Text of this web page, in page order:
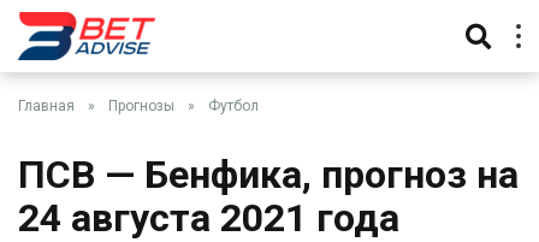
Главная » Прогнозы » Футбол
ПСВ — Бенфика, прогноз на
24 августа 2021 года